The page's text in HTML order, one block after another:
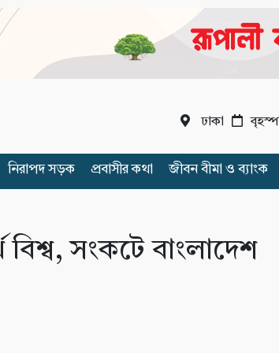
ঢাকা
নিরাপদ সড়ক প্রবাসীর কথা জীবন বীমা ও ব্যাংক
বিশ্ব, সংকটে বাংলাদেশ